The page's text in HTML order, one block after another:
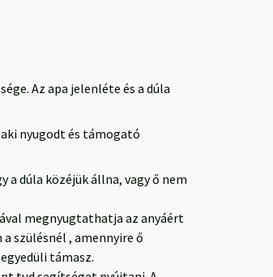
Az apa jelenléte és a dúla
nyugodt és támogató
a dúla közéjük állna, vagy ő nem
megnyugtathatja az anyáért
szülésnél , amennyire ő
támasz.